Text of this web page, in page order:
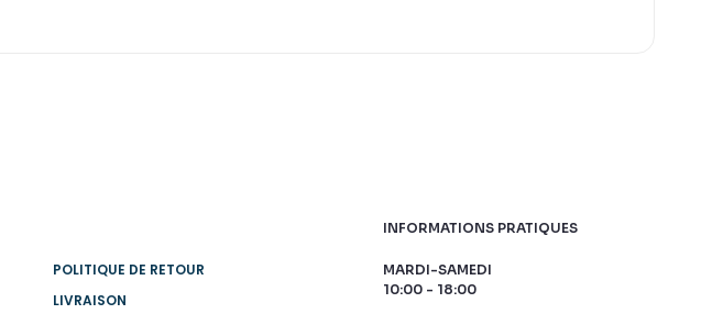
POLITIQUE DE RETOUR
LIVRAISON
INFORMATIONS PRATIQUES
MARDI-SAMEDI
10:00 - 18:00